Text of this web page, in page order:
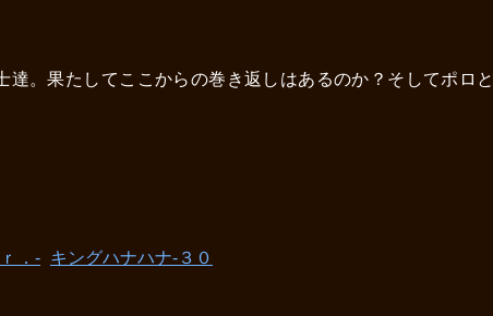
。果たしてここからの巻き返しはあるのか？そしてポロ
．- キングハナハナ-３０